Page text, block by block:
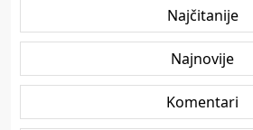
Najčitanije
Najnovije
Komentari